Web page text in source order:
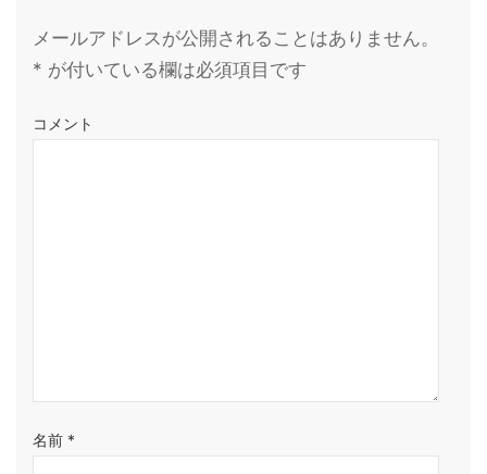
メールアドレスが公開されることはありません。
* が付いている欄は必須項目です
コメント
名前 *